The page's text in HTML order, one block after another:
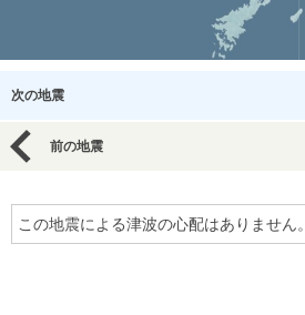
次の地震
前の地震
この地震による津波の心配はありません。